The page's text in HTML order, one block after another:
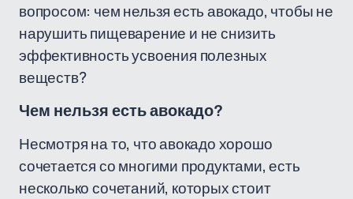
вопросом: чем нельзя есть авокадо, чтобы не
нарушить пищеварение и не снизить
эффективность усвоения полезных
веществ?
Чем нельзя есть авокадо?
Несмотря на то, что авокадо хорошо
сочетается со многими продуктами, есть
несколько сочетаний, которых стоит